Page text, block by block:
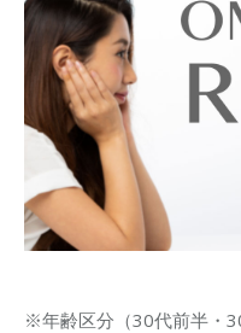
※年齢区分（30代前半・